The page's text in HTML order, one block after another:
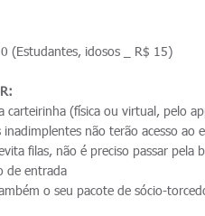
(Estudantes, idosos _ R$ 15)
carteirinha (física ou virtual, pelo
inadimplentes não terão acesso ao
filas, não é preciso passar
de entrada
o seu pacote de sócio-